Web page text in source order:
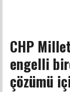
CHP
engelli
çözümü